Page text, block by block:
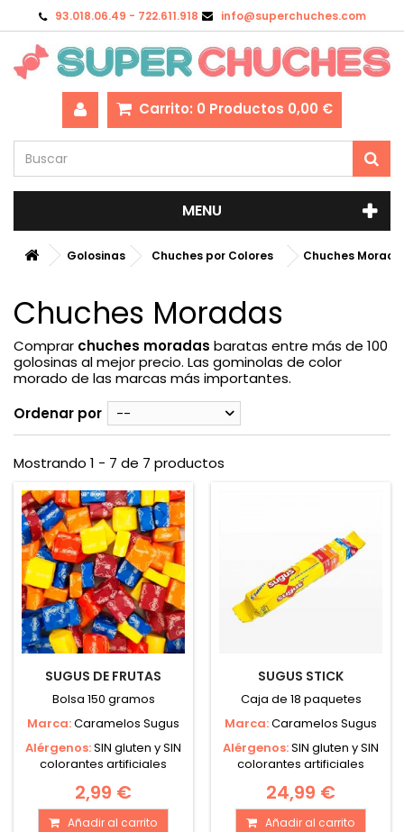
93.018.06.49 - 722.611.918 info@superchuches.com
Carrito: 0 Productos 0,00 €
MENU
Golosinas Chuches por Colores Chuches
Chuches Moradas
Comprar chuches moradas baratas entre más de 100
golosinas al mejor precio. Las gominolas de color
morado de las marcas más importantes.
Ordenar por
--
Mostrando 1 - 7 de 7 productos
SUGUS DE FRUTAS
Bolsa 150 gramos
Marca:Caramelos Sugus
Alérgenos:SIN gluten y SIN
colorantes artificiales
2,99 €
Añadir al carrito
SUGUS STICK
Caja de 18 paquetes
Marca:Caramelos Sugus
Alérgenos:SIN gluten y SIN
colorantes artificiales
24,99 €
Añadir al carrito